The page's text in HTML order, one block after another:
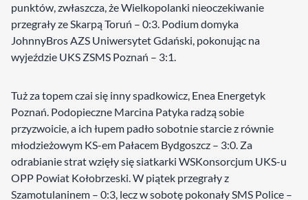
punktów, zwłaszcza, że Wielkopolanki nieoczekiwanie
przegrały ze Skarpą Toruń – 0:3. Podium domyka
JohnnyBros AZS Uniwersytet Gdański, pokonując na
wyjeździe UKS ZSMS Poznań – 3:1.
Tuż za topem czai się inny spadkowicz, Enea Energetyk
Poznań. Podopieczne Marcina Patyka radzą sobie
przyzwoicie, a ich łupem padło sobotnie starcie z równie
młodzieżowym KS-em Pałacem Bydgoszcz – 3:0. Za
odrabianie strat wzięły się siatkarki WSKonsorcjum UKS-u
OPP Powiat Kołobrzeski. W piątek przegrały z
Szamotulaninem – 0:3, lecz w sobotę pokonały SMS Police –